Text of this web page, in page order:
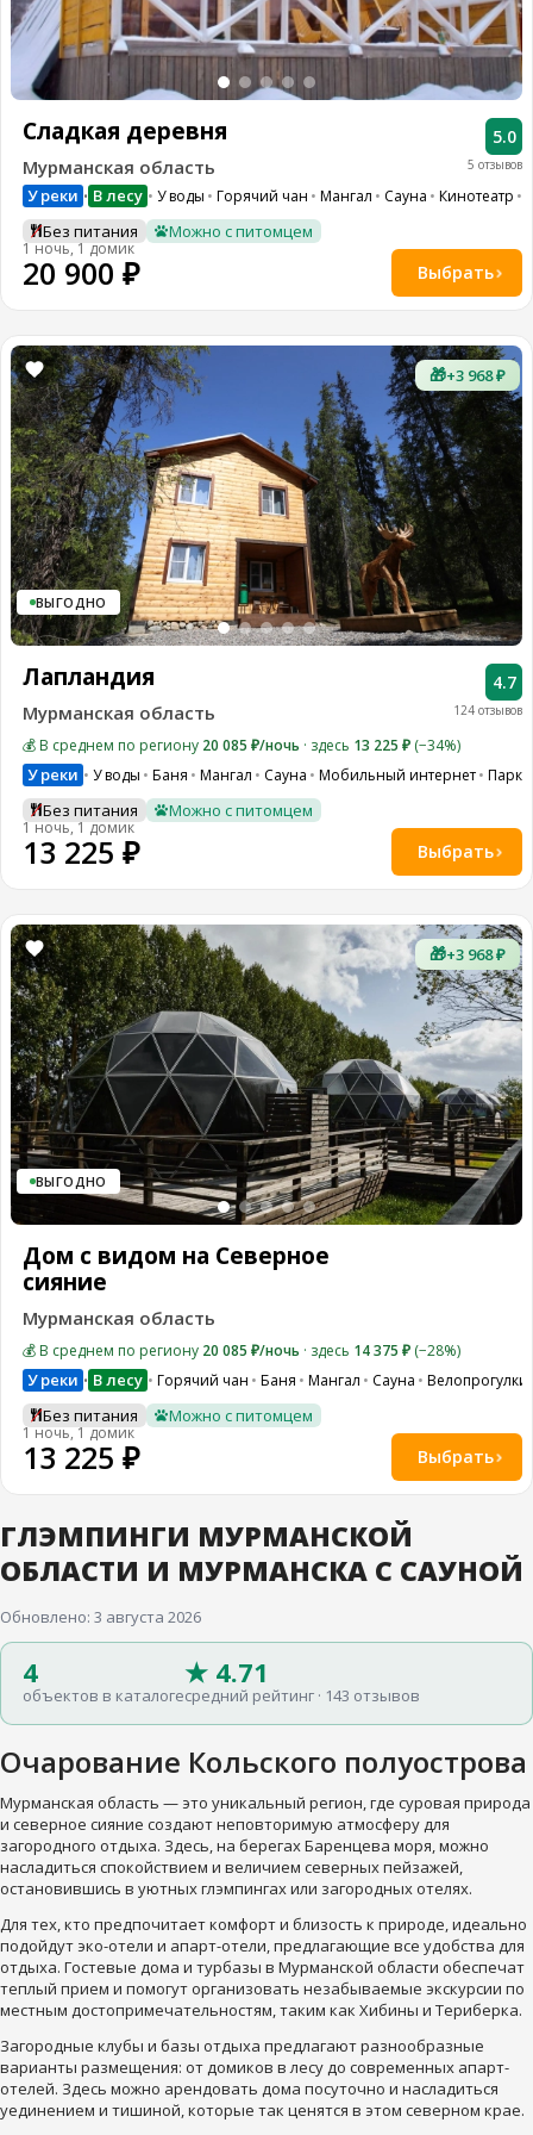
5 отзывов
5.0
Сладкая деревня
Мурманская область
У реки • В лесу У воды Горячий чан Мангал Сауна Кинотеатр
Без питания Можно с питомцем
1 ночь, 1 домик
20 900 ₽ Выбрать
🎁+3 968 ₽
ВЫГОДНО
124 отзывов
4.7
Лапландия
Мурманская область
💰 В среднем по региону 20 085 ₽/ночь · здесь 13 225 ₽ (−34%)
У реки У воды Баня Мангал Сауна Мобильный интернет
Без питания Можно с питомцем
1 ночь, 1 домик
13 225 ₽ Выбрать
🎁+3 968 ₽
ВЫГОДНО
Дом с видом на Северное
сияние
Мурманская область
💰 В среднем по региону 20 085 ₽/ночь · здесь 14 375 ₽ (−28%)
У реки • В лесу Горячий чан Баня Мангал Сауна Велопрогулки
Без питания Можно с питомцем
1 ночь, 1 домик
13 225 ₽ Выбрать
ГЛЭМПИНГИ МУРМАНСКОЙ
ОБЛАСТИ И МУРМАНСКА С САУНОЙ
Обновлено: 3 августа 2026
4
объектов в каталоге
★ 4.71
средний рейтинг · 143 отзывов
Очарование Кольского полуострова
Мурманская область — это уникальный регион, где суровая природа
и северное сияние создают неповторимую атмосферу для
загородного отдыха. Здесь, на берегах Баренцева моря, можно
насладиться спокойствием и величием северных пейзажей,
остановившись в уютных глэмпингах или загородных отелях.
Для тех, кто предпочитает комфорт и близость к природе, идеально
подойдут эко-отели и апарт-отели, предлагающие все удобства для
отдыха. Гостевые дома и турбазы в Мурманской области обеспечат
теплый прием и помогут организовать незабываемые экскурсии по
местным достопримечательностям, таким как Хибины и Териберка.
Загородные клубы и базы отдыха предлагают разнообразные
варианты размещения: от домиков в лесу до современных апарт-
отелей. Здесь можно арендовать дома посуточно и насладиться
уединением и тишиной, которые так ценятся в этом северном крае.